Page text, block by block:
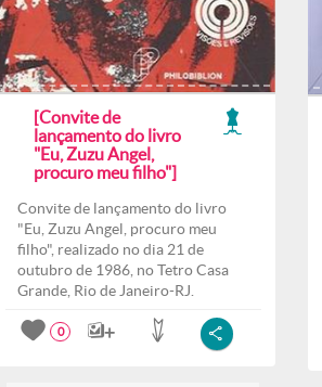
[Convite de
lançamento do livro
"Eu, Zuzu Angel,
procuro meu filho"]
Convite de lançamento do livro
"Eu, Zuzu Angel, procuro meu
filho", realizado no dia 21 de
outubro de 1986, no Tetro Casa
Grande, Rio de Janeiro-RJ.
0